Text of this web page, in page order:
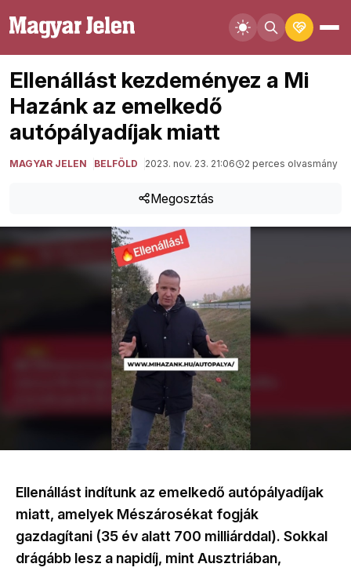
Ellenállást kezdeményez a Mi
Hazánk az emelkedő
autópályadíjak miatt
MAGYAR JELEN BELFÖLD 2023. nov. 23. 21:06 2 perces olvasmány
Megosztás
Ellenállást indítunk az emelkedő autópályadíjak
miatt, amelyek Mészárosékat fogják
gazdagítani (35 év alatt 700 milliárddal). Sokkal
drágább lesz a napidíj, mint Ausztriában,